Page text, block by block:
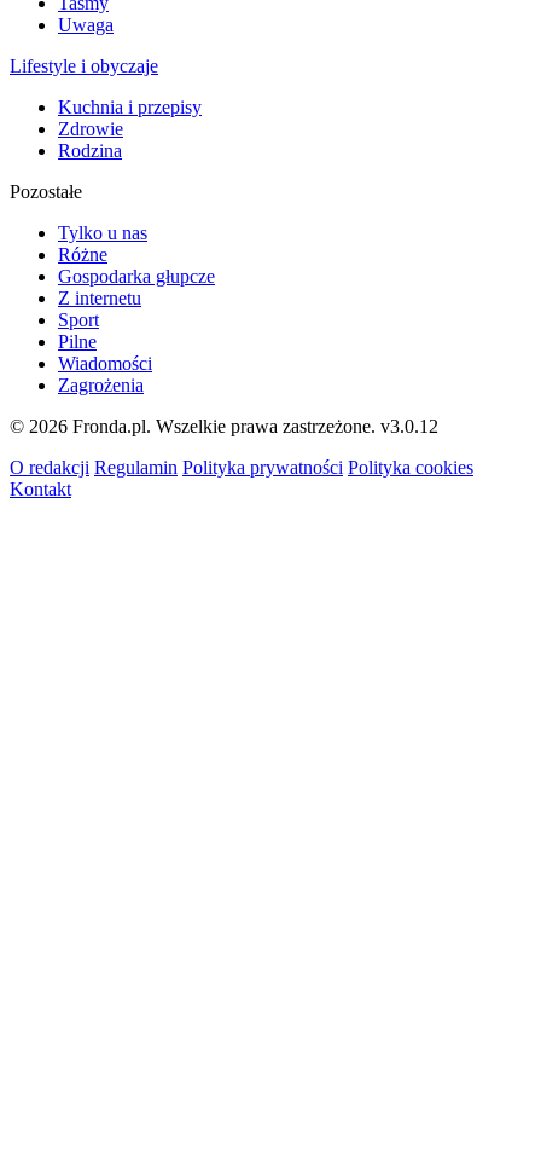
Uwaga
Lifestyle i obyczaje
Kuchnia i przepisy
Zdrowie
Rodzina
Pozostałe
Tylko u nas
Różne
Gospodarka głupcze
Z internetu
Sport
Pilne
Wiadomości
Zagrożenia
© 2026 Fronda.pl. Wszelkie prawa zastrzeżone. v3.0.12
O redakcji Regulamin Polityka prywatności Polityka cookies
Kontakt